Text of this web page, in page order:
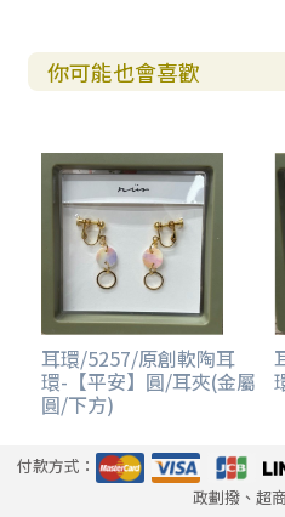
你可能也會喜歡
耳環/5257/原創軟陶耳
環-【平安】圓/耳夾(金屬
圓/下方)
付款方式：
政劃撥、超